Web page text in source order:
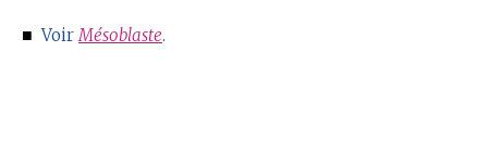
■VoirMésoblaste.